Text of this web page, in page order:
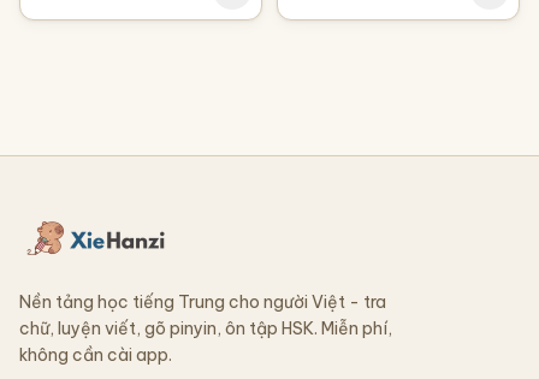
Nền tảng học tiếng Trung cho người Việt - tra
chữ, luyện viết, gõ pinyin, ôn tập HSK. Miễn phí,
không cần cài app.